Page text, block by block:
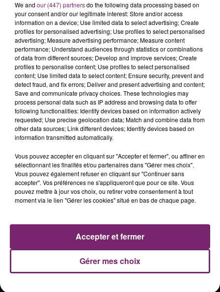
ACTUS RADIO
PODCASTS
JEUX
PHOTOS PUBLICITÉ
Plan du site
Mentions légales
We and our (447) partnersdo the following data processing based on
your consent and/or our legitimate interest: Store and/or access
information on a device; Use limited data to select advertising; Create
profiles for personalised advertising; Use profiles to select personalised
advertising; Measure advertising performance; Measure content
performance; Understand audiences through statistics or combinations
of data from different sources; Develop and improve services; Create
profiles to personalise content; Use profiles to select personalised
content; Use limited data to select content; Ensure security, prevent and
detect fraud, and fix errors; Deliver and present advertising and content;
Save and communicate privacy choices. These technologies may
process personal data such as IP address and browsing data to offer
following functionalities: Identify devices based on information actively
requested; Use precise geolocation data; Match and combine data from
other data sources; Link different devices; Identify devices based on
information transmitted automatically.
Vous pouvez accepter en cliquant sur "Accepter et fermer", ou affiner en
sélectionnant les finalités et/ou partenaires dans "Gérer mes choix".
Vous pouvez également refuser en cliquant sur "Continuer sans
accepter". Vos préférences ne s'appliqueront que pour ce site. Vous
pouvez mettre à jour vos choix, ou retirer votre consentement à tout
moment via le lien "Gérer les cookies" situé en bas de chaque page.
Gérer mes choix
Accepter et fermer